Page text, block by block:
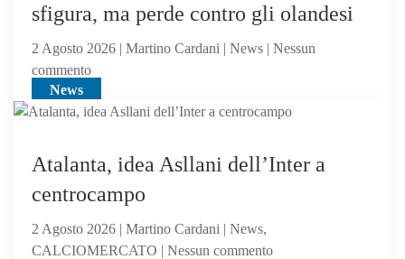
News
sfigura, ma perde contro gli olandesi
2 Agosto 2026 | Martino Cardani | News | Nessun
commentosu
Atalanta
1:
Dea
non
sfigura,
Atalanta, idea Asllani dell’Inter a
centrocampo
2 Agosto 2026 | Martino Cardani | News,
CALCIOMERCATO | Nessun commentosu